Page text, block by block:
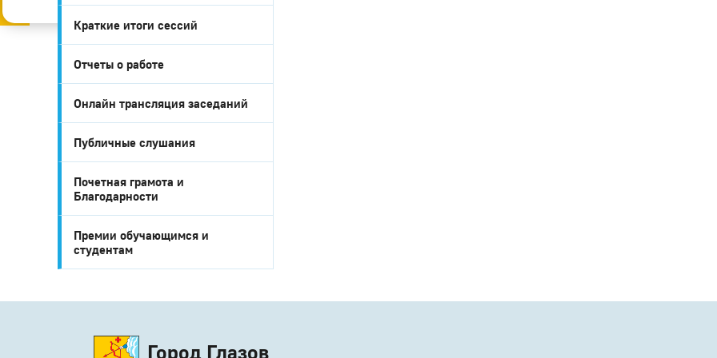
Слабовидящим
Краткие итоги сессий
Отчеты о работе
Онлайн трансляция заседаний
Публичные слушания
Почетная грамота и
Благодарности
Премии обучающимся и
студентам
Город Глазов